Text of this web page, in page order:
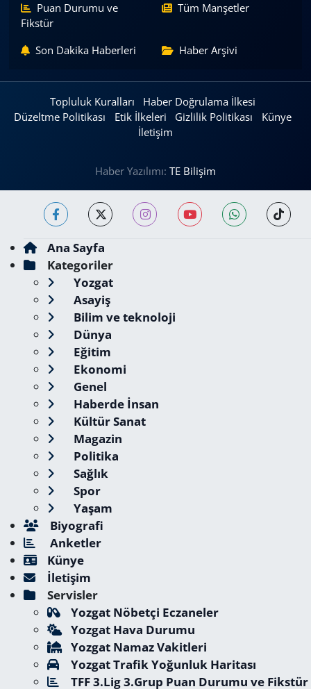
Puan Durumu ve
Fikstür
Tüm Manşetler
Son Dakika Haberleri Haber Arşivi
Topluluk Kuralları
Haber Doğrulama İlkesi
Düzeltme Politikası
Etik İlkeleri Gizlilik Politikası
Künye
İletişim
Haber Yazılımı: TE Bilişim
Ana Sayfa
Kategoriler
Yozgat
Asayiş
Bilim ve teknoloji
Dünya
Eğitim
Ekonomi
Genel
Haberde İnsan
Kültür Sanat
Magazin
Politika
Sağlık
Spor
Yaşam
Biyografi
Anketler
Künye
İletişim
Servisler
Yozgat Nöbetçi Eczaneler
Yozgat Hava Durumu
Yozgat Namaz Vakitleri
Yozgat Trafik Yoğunluk Haritası
TFF 3.Lig 3.Grup Puan Durumu ve Fikstür